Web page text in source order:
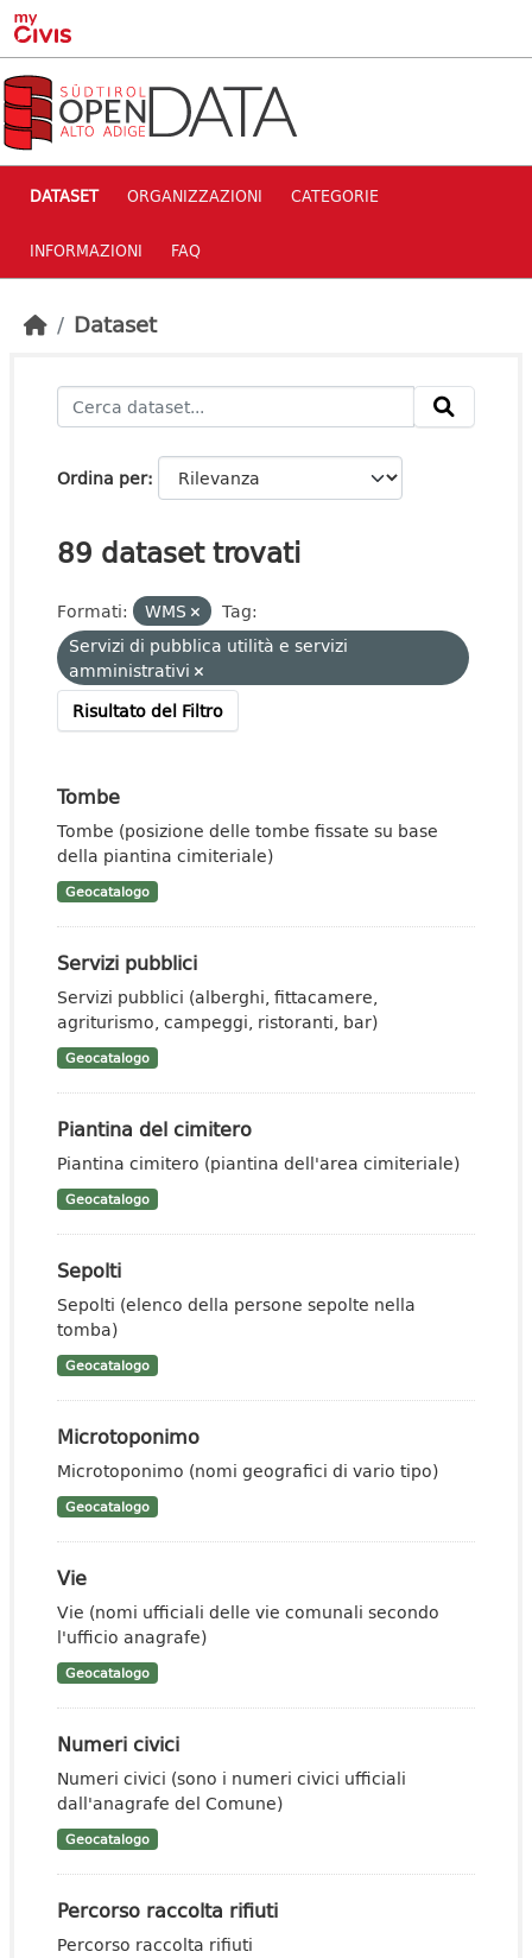
Skip to main content
DATASET ORGANIZZAZIONI CATEGORIE
INFORMAZIONI FAQ
Dataset
Ordina per
89 dataset trovati
Formati: WMS
Tag:
Servizi di pubblica utilità e servizi
amministrativi
Risultato del Filtro
Tombe
Tombe (posizione delle tombe fissate su base
della piantina cimiteriale)
Geocatalogo
Servizi pubblici
Servizi pubblici (alberghi, fittacamere,
agriturismo, campeggi, ristoranti, bar)
Geocatalogo
Piantina del cimitero
Piantina cimitero (piantina dell'area cimiteriale)
Geocatalogo
Sepolti
Sepolti (elenco della persone sepolte nella
tomba)
Geocatalogo
Microtoponimo
Microtoponimo (nomi geografici di vario tipo)
Geocatalogo
Vie
Vie (nomi ufficiali delle vie comunali secondo
l'ufficio anagrafe)
Geocatalogo
Numeri civici
Numeri civici (sono i numeri civici ufficiali
dall'anagrafe del Comune)
Geocatalogo
Percorso raccolta rifiuti
Percorso raccolta rifiuti